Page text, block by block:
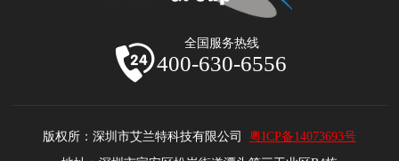
全国服务热线
400-630-6556
版权所：深圳市艾兰特科技有限公司 粤ICP备14073693号